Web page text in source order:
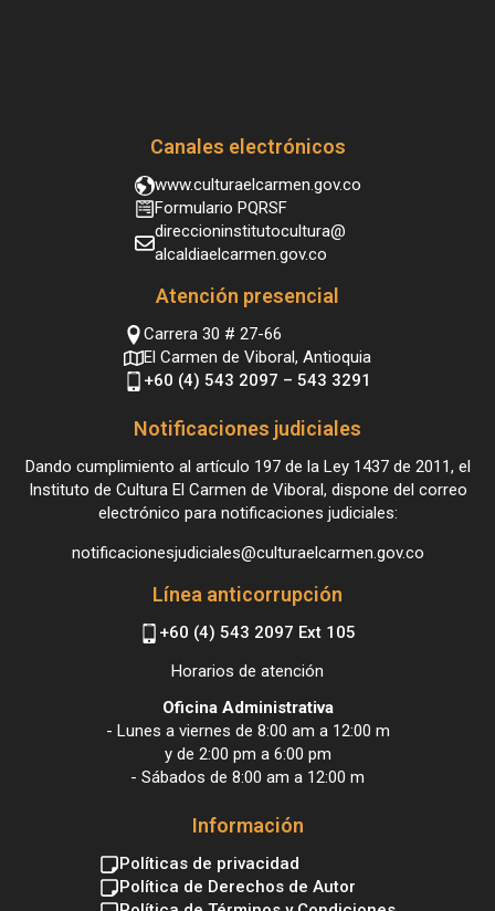
Canales electrónicos
www.culturaelcarmen.gov.co
Formulario PQRSF
direccioninstitutocultura@
alcaldiaelcarmen.gov.co
Atención presencial
Carrera 30 # 27-66
El Carmen de Viboral, Antioquia
+60 (4) 543 2097 – 543 3291
Notificaciones judiciales
Dando cumplimiento al artículo 197 de la Ley 1437 de 2011, el
Instituto de Cultura El Carmen de Viboral, dispone del correo
electrónico para notificaciones judiciales:
notificacionesjudiciales@culturaelcarmen.gov.co
Línea anticorrupción
+60 (4) 543 2097 Ext 105
Horarios de atención
Oficina Administrativa
- Lunes a viernes de 8:00 am a 12:00 m
y de 2:00 pm a 6:00 pm
- Sábados de 8:00 am a 12:00 m
Información
Políticas de privacidad
Política de Derechos de Autor